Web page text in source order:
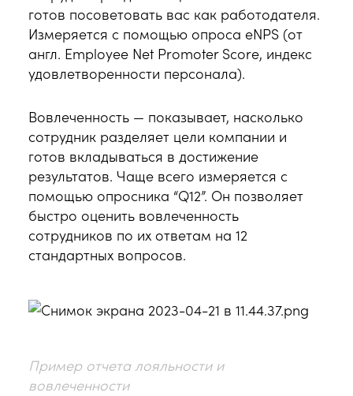
готов посоветовать вас как работодателя.
Измеряется с помощью опроса eNPS (от
англ. Employee Net Promoter Score, индекс
удовлетворенности персонала).
Вовлеченность — показывает, насколько
сотрудник разделяет цели компании и
готов вкладываться в достижение
результатов. Чаще всего измеряется с
помощью опросника “Q12”. Он позволяет
быстро оценить вовлеченность
сотрудников по их ответам на 12
стандартных вопросов.
Пример отчета лояльности и
вовлеченности